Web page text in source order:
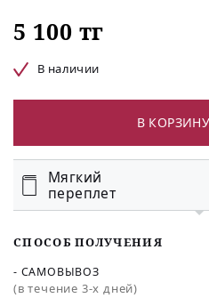
5 100 тг
В наличии
В КОРЗИНУ
Мягкий
переплет
СПОСОБ ПОЛУЧЕНИЯ
- САМОВЫВОЗ
(в течение 3-х дней)